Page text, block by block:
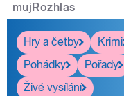
mujRozhlas
Hry a četby
Krimi
Pohádky
Pořady
Živé vysílání